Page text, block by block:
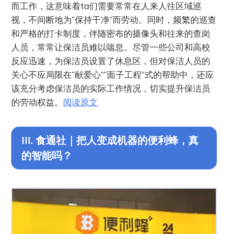
而工作，这意味着ta们需要常常在人来人往区域巡
视，不间断地为“保持干净”而劳动。同时，频繁的巡查
和严格的打卡制度，伴随密布的摄像头和往来的查岗
人员，常常让保洁员难以喘息。‌‌尽管一些公司和高校
反应迅速，为保洁员设置了休息区，但对保洁人员的
关心不应局限在“献爱心”“面子工程”式的帮助中，还应
该充分考虑保洁员的实际工作情况，切实提升保洁员
的劳动权益。 阅读原文
III. 食通社｜把人变成机器的便利蜂，真
的智能吗？